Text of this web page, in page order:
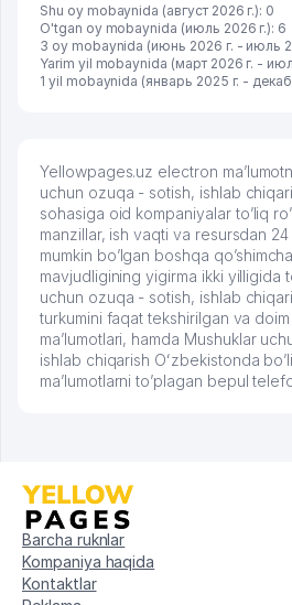
Shu oy mobaynida (август 2026 г.): 0
O'tgan oy mobaynida (июль 2026 г.): 6
3 oy mobaynida (июнь 2026 г. - июль
Yarim yil mobaynida (март 2026 г. -
1 yil mobaynida (январь 2025 г. -
Yellowpages.uz electron
uchun ozuqa - sotish, ishlab
sohasiga oid kompaniyalar to’liq
manzillar, ish vaqti va resursdan
mumkin bo’lgan boshqa
mavjudligining yigirma ikki yilligida
uchun ozuqa - sotish, ishlab
turkumini faqat tekshirilgan va
ma’lumotlari, hamda Mushuklar
ishlab chiqarish Oʻzbekistonda
ma’lumotlarni to’plagan bepul
Barcha ruknlar
Kompaniya haqida
Kontaktlar